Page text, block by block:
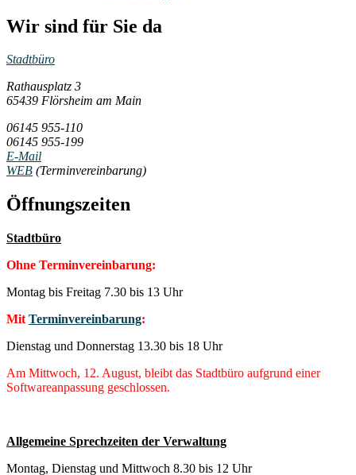
Wir sind für Sie da
Stadtbüro
Rathausplatz 3
65439 Flörsheim am Main
06145 955-110
06145 955-199
E-Mail
WEB (Terminvereinbarung)
Öffnungszeiten
Stadtbüro
Ohne Terminvereinbarung:
Montag bis Freitag 7.30 bis 13 Uhr
Mit Terminvereinbarung:
Dienstag und Donnerstag 13.30 bis 18 Uhr
Am Mittwoch, 12. August, bleibt das Stadtbüro aufgrund einer
Softwareanpassung geschlossen.
Allgemeine Sprechzeiten der Verwaltung
Montag, Dienstag und Mittwoch 8.30 bis 12 Uhr